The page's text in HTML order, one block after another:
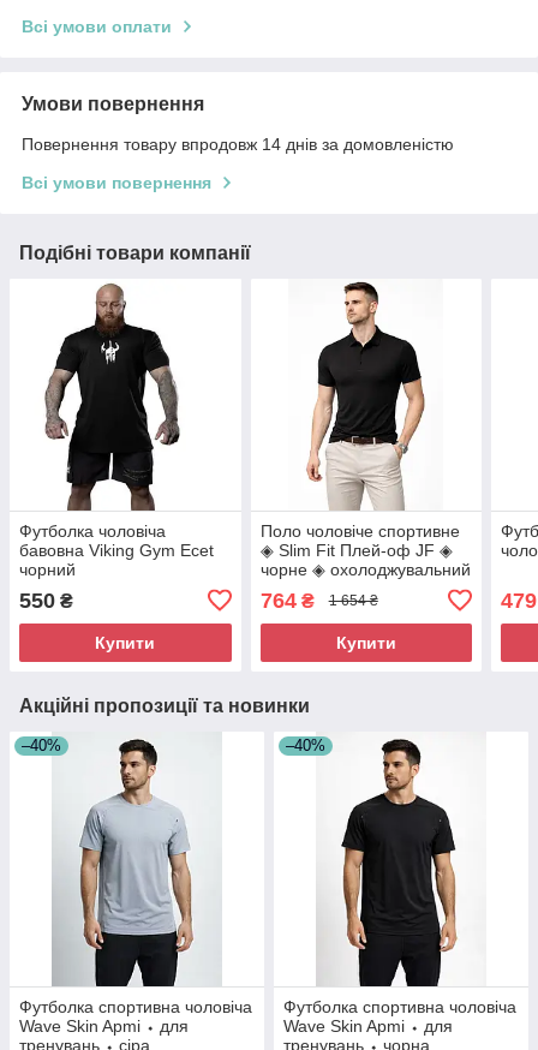
Всі умови оплати
Умови повернення
Повернення товару впродовж 14 днів за домовленістю
Всі умови повернення
Подібні товари компанії
Футболка чоловіча
бавовна Viking Gym Ecet
чорний
550 ₴
Купити
Поло чоловіче спортивне
◈ Slim Fit Плей-оф JF ◈
чорне ◈ охолоджувальний
тканина
764₴ 1 654 ₴
Купити
479
Акційні пропозиції та новинки
–40%
Футболка спортивна чоловіча
Wave Skin Apmi ⬩ для
тренувань ⬩ сіра
–40%
Футболка спортивна чоловіча
Wave Skin Apmi ⬩ для
тренувань ⬩ чорна